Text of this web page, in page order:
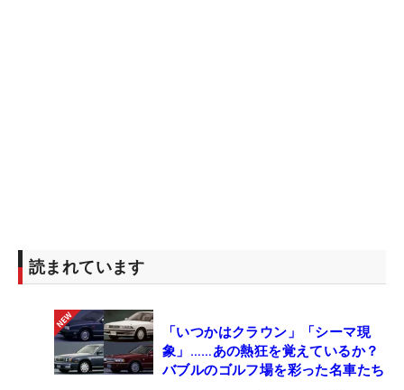
読まれています
「いつかはクラウン」「シーマ現
象」……あの熱狂を覚えているか？
バブルのゴルフ場を彩った名車たち